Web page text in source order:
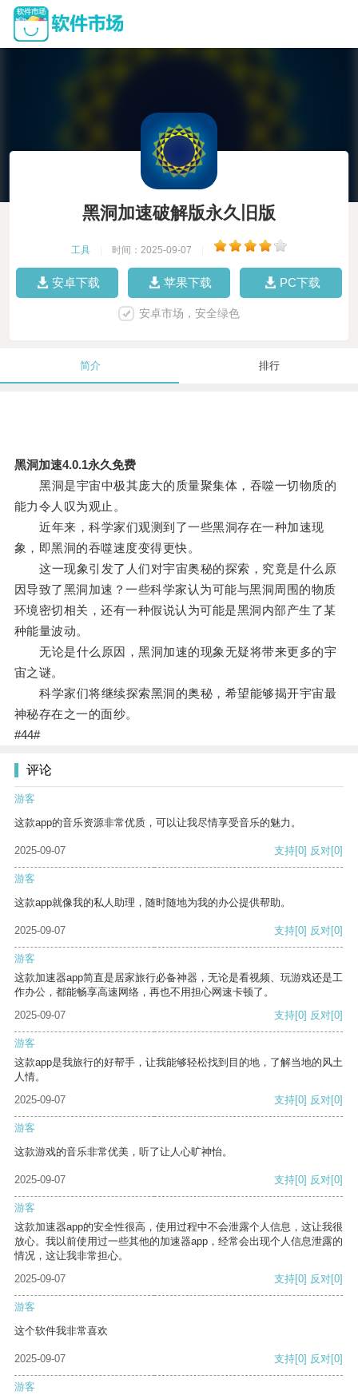
黑洞加速破解版永久旧版
工具 时间：2025-09-07
安卓下载 苹果下载 PC下载
安卓市场，安全绿色
简介 排行
黑洞加速4.0.1永久免费
黑洞是宇宙中极其庞大的质量聚集体，吞噬一切物质的
能力令人叹为观止。
近年来，科学家们观测到了一些黑洞存在一种加速现
象，即黑洞的吞噬速度变得更快。
这一现象引发了人们对宇宙奥秘的探索，究竟是什么原
因导致了黑洞加速？一些科学家认为可能与黑洞周围的物质
环境密切相关，还有一种假说认为可能是黑洞内部产生了某
种能量波动。
无论是什么原因，黑洞加速的现象无疑将带来更多的宇
宙之谜。
科学家们将继续探索黑洞的奥秘，希望能够揭开宇宙最
神秘存在之一的面纱。
#44#
评论
游客
这款app的音乐资源非常优质，可以让我尽情享受音乐的魅力。
2025-09-07 支持[0] 反对[0]
游客
这款app就像我的私人助理，随时随地为我的办公提供帮助。
2025-09-07 支持[0] 反对[0]
游客
这款加速器app简直是居家旅行必备神器，无论是看视频、玩游戏还是工
作办公，都能畅享高速网络，再也不用担心网速卡顿了。
2025-09-07
支持[0] 反对[0]
游客
这款app是我旅行的好帮手，让我能够轻松找到目的地，了解当地的风土
人情。
2025-09-07
支持[0] 反对[0]
游客
这款游戏的音乐非常优美，听了让人心旷神怡。
2025-09-07 支持[0] 反对[0]
游客
这款加速器app的安全性很高，使用过程中不会泄露个人信息，这让我很
放心。我以前使用过一些其他的加速器app，经常会出现个人信息泄露的
情况，这让我非常担心。
2025-09-07
支持[0] 反对[0]
游客
这个软件我非常喜欢
2025-09-07 支持[0] 反对[0]
游客